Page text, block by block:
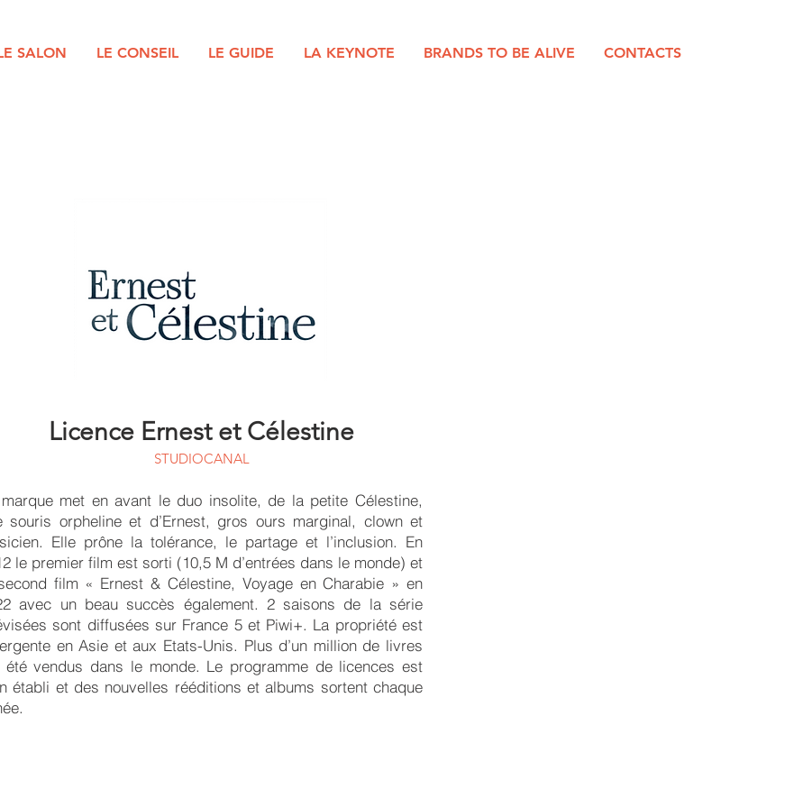
SALON LE CONSEIL LE GUIDE LA KEYNOTE BRANDS TO BE ALIVE CONTACTS
Licence Ernest et Célestine
STUDIOCANAL
met en avant le duo insolite, de la petite Célestine,
souris orpheline et d’Ernest, gros ours marginal, clown et
Elle prône la tolérance, le partage et l’inclusion. En
le premier film est sorti (10,5 M d’entrées dans le monde) et
film « Ernest & Célestine, Voyage en Charabie » en
avec un beau succès également. 2 saisons de la série
sont diffusées sur France 5 et Piwi+. La propriété est
en Asie et aux Etats-Unis. Plus d’un million de livres
été vendus dans le monde. Le programme de licences est
établi et des nouvelles rééditions et albums sortent chaque